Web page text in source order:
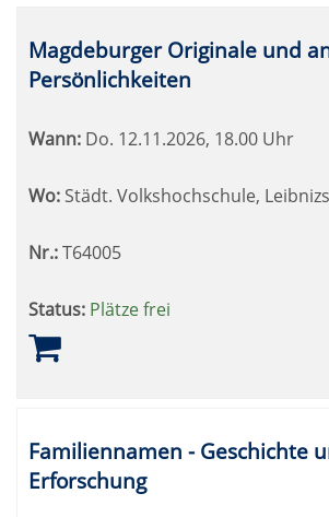
Magdeburger Originale und
Persönlichkeiten
Wann: Do. 12.11.2026, 18.00 Uhr
Wo: Städt. Volkshochschule,
Nr.:T64005
Status: Plätze frei
Familiennamen - Geschichte
Erforschung